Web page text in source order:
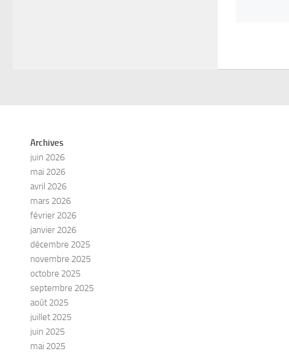
Archives
juin 2026
mai 2026
avril 2026
mars 2026
février 2026
janvier 2026
décembre 2025
novembre 2025
octobre 2025
septembre 2025
août 2025
juillet 2025
juin 2025
mai 2025